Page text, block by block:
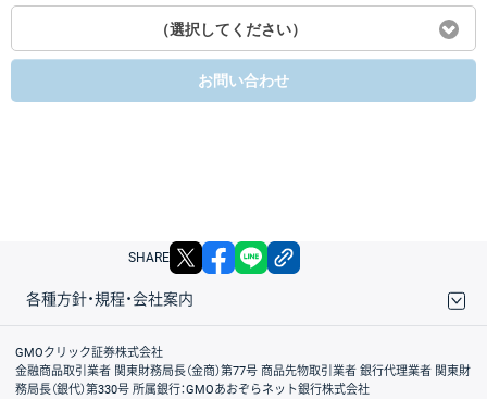
（選択してください）
お問い合わせ
SHARE X facebook
各種方針・規程・会社案内
取引規程・約款
サイトマップ
その他のご案内
個人情報保護方針
最良執行方針
サイトのご利用について
ディスクレイマー
信託保全
リスク説明
会社案内
GMOクリック証券株式会社
金融商品取引業者 関東財務局長（金商）第77号 商品先物取引業者 銀行代理業者 関東財
務局長（銀代）第330号 所属銀行：GMOあおぞらネット銀行株式会社